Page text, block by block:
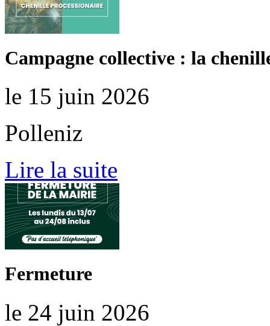
Campagne collective : la
le 15 juin 2026
Polleniz
Lire la suite
Fermeture
le 24 juin 2026